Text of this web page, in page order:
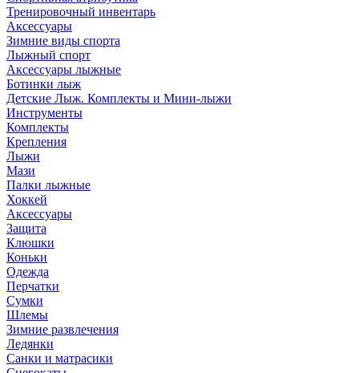
Тренировочный инвентарь
Аксессуары
Зимние виды спорта
Лыжный спорт
Аксессуары лыжные
Ботинки лыж
Детские Лыж. Комплекты и Мини-лыжи
Инструменты
Комплекты
Крепления
Лыжи
Мази
Палки лыжные
Хоккей
Аксессуары
Защита
Клюшки
Коньки
Одежда
Перчатки
Сумки
Шлемы
Зимние развлечения
Ледянки
Санки и матрасики